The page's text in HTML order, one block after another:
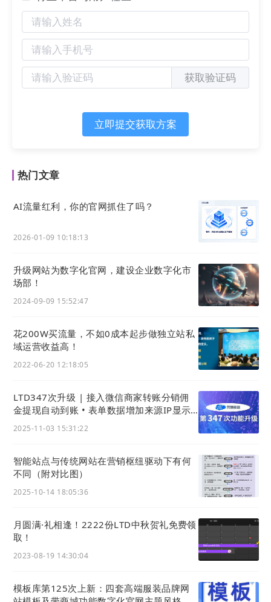
获取验证码
立即提交获取方案
热门文章
AI流量红利，你的官网抓住了吗？
2026-01-09 10:18:13
升级网站为数字化官网，建设企业数字化市
场部！
2024-09-09 15:52:47
花200W买流量，不如0成本起步做独立站私
域运营收益高！
2022-06-20 12:18:05
LTD347次升级 | 接入微信商家转账分销佣
金提现自动到账 • 表单数据增加来源IP显示 •
2025-11-03 15:31:22
智能站点与传统网站在营销枢纽驱动下有何
不同（附对比图）
2025-10-14 18:05:36
月圆满·礼相逢！2222份LTD中秋贺礼免费领
取！
2023-08-19 14:30:04
模板库第125次上新：四套高端服装品牌网